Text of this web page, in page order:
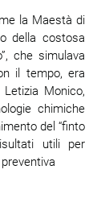
la Maestà di
della costosa
che simulava
il tempo, era
Monico,
chimiche
del “finto
utili per